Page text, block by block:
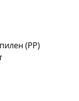
(PP)